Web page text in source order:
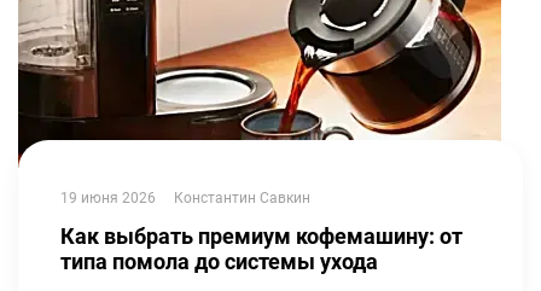
19 июня 2026 Константин Савкин
Как выбрать премиум кофемашину: от
типа помола до системы ухода